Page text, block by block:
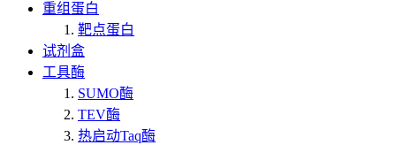
重组蛋白
靶点蛋白
试剂盒
工具酶
SUMO酶
TEV酶
热启动Taq酶